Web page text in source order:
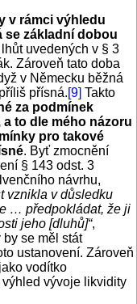
v rámci výhledu
se základní dobou
uvedených v § 3
Zároveň tato doba
v Německu běžná
přísná.[9] Takto
za podmínek
to dle mého názoru
pro takové
. Byť zmocnění
§ 143 odst. 3
návrhu,
vznikla v důsledku
… předpokládat, že ji
jeho [dluhů]“,
se měl stát
ustanovení. Zároveň
vodítko
vývoje likvidity